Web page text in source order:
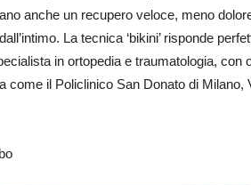
anche un recupero veloce, meno
La tecnica ‘bikini’ risponde
in ortopedia e traumatologia, con
come il Policlinico San Donato di